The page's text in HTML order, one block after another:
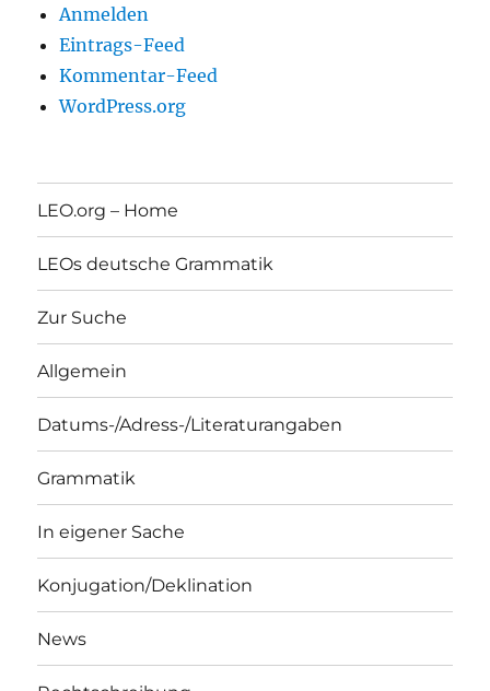
Anmelden
Eintrags-Feed
Kommentar-Feed
WordPress.org
LEO.org – Home
LEOs deutsche Grammatik
Zur Suche
Allgemein
Datums-/Adress-/Literaturangaben
Grammatik
In eigener Sache
Konjugation/Deklination
News